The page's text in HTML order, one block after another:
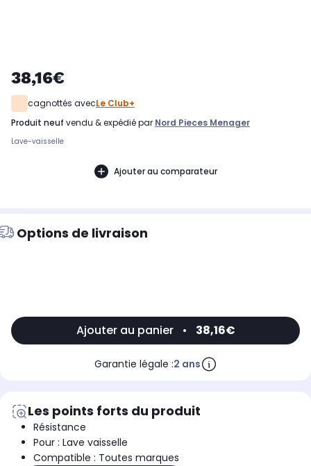
38,16€
cagnottés avecLe Club+
produit neuf vendu & expédié par Nord Pieces Menager
Lave-vaisselle
Ajouter au comparateur
Options de livraison
Ajouter au panier • 38,16€
Garantie légale :2 ans
Les points forts du produit
Résistance
Pour : Lave vaisselle
Compatible : Toutes marques